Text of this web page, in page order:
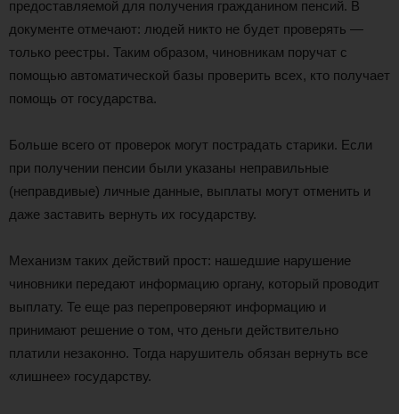
предоставляемой для получения гражданином пенсий. В
документе отмечают: людей никто не будет проверять —
только реестры. Таким образом, чиновникам поручат с
помощью автоматической базы проверить всех, кто получает
помощь от государства.
Больше всего от проверок могут пострадать старики. Если
при получении пенсии были указаны неправильные
(неправдивые) личные данные, выплаты могут отменить и
даже заставить вернуть их государству.
Механизм таких действий прост: нашедшие нарушение
чиновники передают информацию органу, который проводит
выплату. Те еще раз перепроверяют информацию и
принимают решение о том, что деньги действительно
платили незаконно. Тогда нарушитель обязан вернуть все
«лишнее» государству.